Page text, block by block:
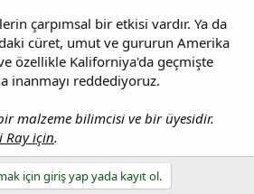
çarpımsal bir etkisi vardır. Ya da
cüret, umut ve gururun Amerika
özellikle Kaliforniya'da geçmişte
inanmayı reddediyoruz.
malzeme bilimcisi ve bir üyesidir.
Ray için.
için giriş yap yada kayıt ol.